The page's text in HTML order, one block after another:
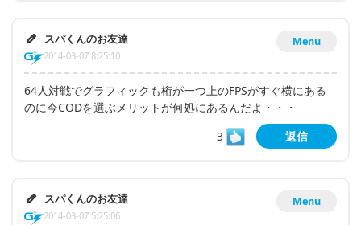
Menu
スパくんのお友達
2014-03-07 8:25:10
64人対戦でグラフィックも桁が一つ上のFPSがすぐ横にある
のに今CODを選ぶメリットが何処にあるんだよ・・・
3
返信
Menu
スパくんのお友達
2014-03-07 5:25:06